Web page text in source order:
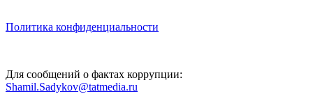
Политика конфиденциальности
Для сообщений о фактах коррупции:
Shamil.Sadykov@tatmedia.ru